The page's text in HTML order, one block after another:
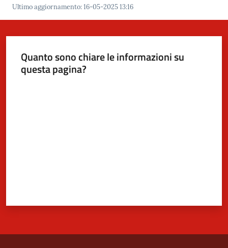
Ultimo aggiornamento:16-05-2025 13:16
Quanto sono chiare le informazioni su
questa pagina?